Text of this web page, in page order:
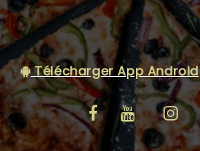
C.G.V
Télécharger App Android